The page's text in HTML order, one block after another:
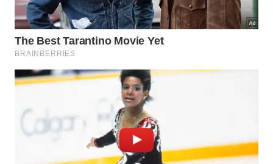
Qual é a importância dos papiros
encontrados?
Os oito manuscritos descobertos na escavação
podem representar as peças mais cruciais para
decifrar os mistérios da câmara. Como vários rolos
ainda preservam seus lacres originais, os textos
históricos continuam totalmente inéditos, gerando
imensa expectativa sobre o
conteúdo valioso
protegido hámilênios.